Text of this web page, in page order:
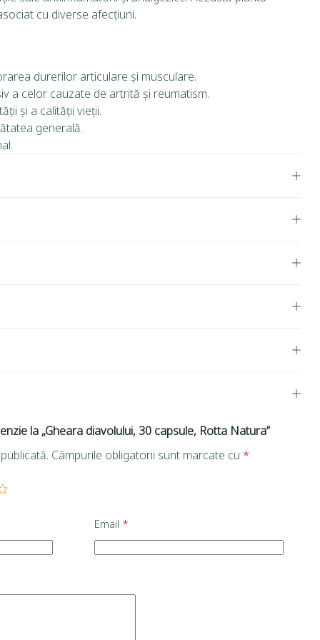
cu diverse afecțiuni.
durerilor articulare și musculare.
a celor cauzate de artrită și reumatism.
și a calității vieții.
generală.
la „Gheara diavolului, 30 capsule, Rotta Natura”
Câmpurile obligatorii sunt marcate cu *
Email *